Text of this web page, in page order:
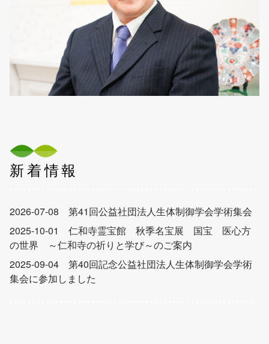
新着情報
2026-07-08 第41回公益社団法人生体制御学会学術集会
2025-10-01
仁和寺霊宝館 秋季名宝展 国宝 医心方
の世界 ～仁和寺の祈りと学び～のご案内
2025-09-04 第40回記念公益社団法人生体制御学会学術
集会に参加しました